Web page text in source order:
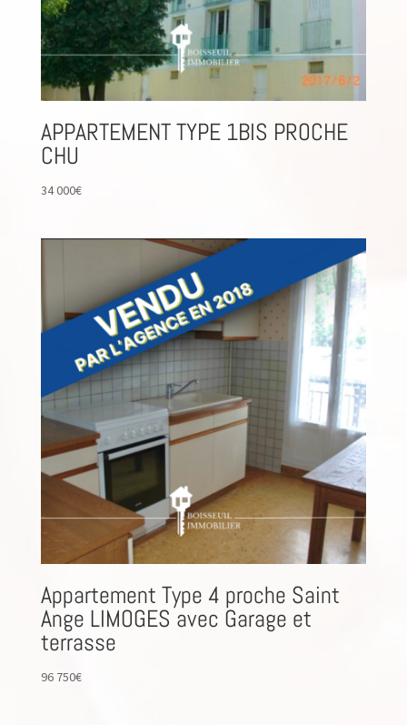
APPARTEMENT TYPE 1BIS PROCHE
CHU
34 000€
Appartement Type 4 proche Saint
Ange LIMOGES avec Garage et
terrasse
96 750€